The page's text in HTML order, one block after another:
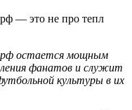
остается мощным
фанатов и служит
культуры в их